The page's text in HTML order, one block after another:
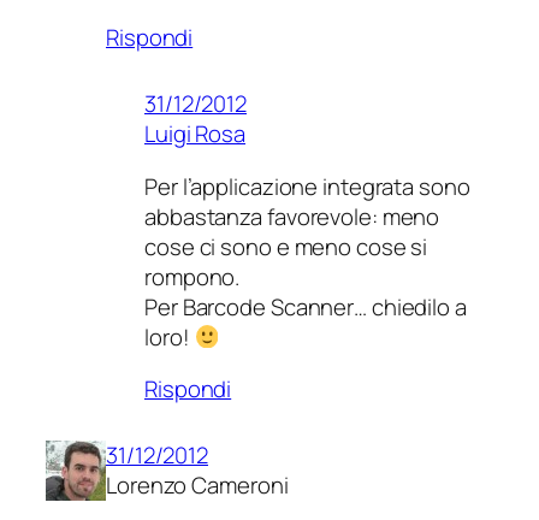
Rispondi
31/12/2012
Luigi Rosa
Per l’applicazione integrata sono
abbastanza favorevole: meno
cose ci sono e meno cose si
rompono.
Per Barcode Scanner… chiedilo a
loro!
Rispondi
31/12/2012
Lorenzo Cameroni